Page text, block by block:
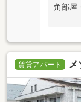
角部屋
賃貸アパート メ